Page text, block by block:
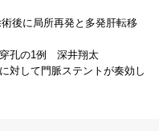
後に局所再発と多発肝転移
孔の1例 深井翔太
対して門脈ステントが奏効し